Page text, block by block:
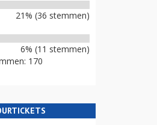
21% (36 stemmen)
6% (11 stemmen)
170